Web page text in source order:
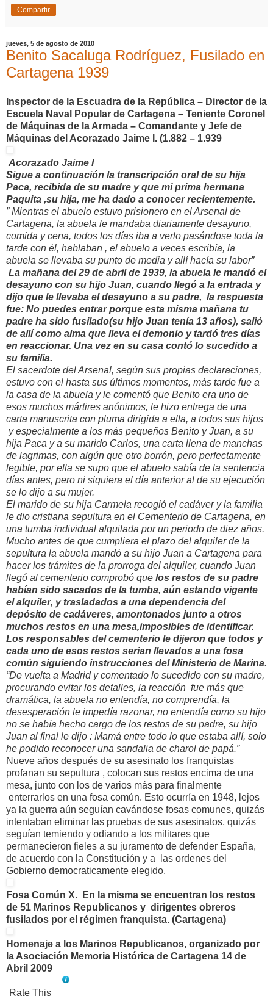
Compartir
jueves, 5 de agosto de 2010
Benito Sacaluga Rodríguez, Fusilado en
Cartagena 1939
Inspector de la Escuadra de la República – Director de la
Escuela Naval Popular de Cartagena – Teniente Coronel
de Máquinas de la Armada – Comandante y Jefe de
Máquinas del Acorazado Jaime I. (1.882 – 1.939
Acorazado Jaime I
Sigue a continuación la transcripción oral de su hija
Paca, recibida de su madre y que mi prima hermana
Paquita ,su hija, me ha dado a conocer recientemente.
” Mientras el abuelo estuvo prisionero en el Arsenal de
Cartagena, la abuela le mandaba diariamente desayuno,
comida y cena, todos los días iba a verlo pasándose toda la
tarde con él, hablaban , el abuelo a veces escribía, la
abuela se llevaba su punto de media y allí hacía su labor”
La mañana del 29 de abril de 1939, la abuela le mandó el
desayuno con su hijo Juan, cuando llegó a la entrada y
dijo que le llevaba el desayuno a su padre, la respuesta
fue: No puedes entrar porque esta misma mañana tu
padre ha sido fusilado(su hijo Juan tenía 13 años), salió
de allí como alma que lleva el demonio y tardó tres días
en reaccionar. Una vez en su casa contó lo sucedido a
su familia.
El sacerdote del Arsenal, según sus propias declaraciones,
estuvo con el hasta sus últimos momentos, más tarde fue a
la casa de la abuela y le comentó que Benito era uno de
esos muchos mártires anónimos, le hizo entrega de una
carta manuscrita con pluma dirigida a ella, a todos sus hijos
y especialmente a los más pequeños Benito y Juan, a su
hija Paca y a su marido Carlos, una carta llena de manchas
de lagrimas, con algún que otro borrón, pero perfectamente
legible, por ella se supo que el abuelo sabía de la sentencia
días antes, pero ni siquiera el día anterior al de su ejecución
se lo dijo a su mujer.
El marido de su hija Carmela recogió el cadáver y la familia
le dio cristiana sepultura en el Cementerio de Cartagena, en
una tumba individual alquilada por un periodo de diez años.
Mucho antes de que cumpliera el plazo del alquiler de la
sepultura la abuela mandó a su hijo Juan a Cartagena para
hacer los trámites de la prorroga del alquiler, cuando Juan
llegó al cementerio comprobó que los restos de su padre
habían sido sacados de la tumba, aún estando vigente
el alquiler, y trasladados a una dependencia del
depósito de cadáveres, amontonados junto a otros
muchos restos en una mesa,imposibles de identificar.
Los responsables del cementerio le dijeron que todos y
cada uno de esos restos serian llevados a una fosa
común siguiendo instrucciones del Ministerio de Marina.
“De vuelta a Madrid y comentado lo sucedido con su madre,
procurando evitar los detalles, la reacción fue más que
dramática, la abuela no entendía, no comprendía, la
desesperación le impedía razonar, no entendía como su hijo
no se había hecho cargo de los restos de su padre, su hijo
Juan al final le dijo : Mamá entre todo lo que estaba allí, solo
he podido reconocer una sandalia de charol de papá.”
Nueve años después de su asesinato los franquistas
profanan su sepultura , colocan sus restos encima de una
mesa, junto con los de varios más para finalmente
enterrarlos en una fosa común. Esto ocurría en 1948, lejos
ya la guerra aún seguían cavándose fosas comunes, quizás
intentaban eliminar las pruebas de sus asesinatos, quizás
seguían temiendo y odiando a los militares que
permanecieron fieles a su juramento de defender España,
de acuerdo con la Constitución y a las ordenes del
Gobierno democraticamente elegido.
Fosa Común X. En la misma se encuentran los restos
de 51 Marinos Republicanos y dirigentes obreros
fusilados por el régimen franquista. (Cartagena)
Homenaje a los Marinos Republicanos, organizado por
la Asociación Memoria Histórica de Cartagena 14 de
Abril 2009
Rate This